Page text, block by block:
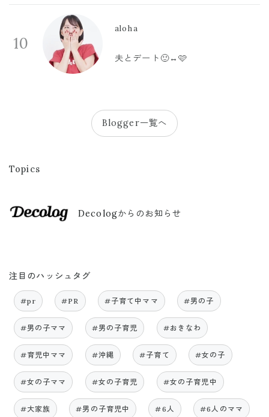
10
aloha
夫とデート🙂‍↔️🩷
Blogger一覧へ
Topics
Decologからのお知らせ
注目のハッシュタグ
#pr #PR #子育て中ママ #男の子
#男の子ママ #男の子育児 #おきなわ
#育児中ママ #沖縄 #子育て #女の子
#女の子ママ #女の子育児 #女の子育児中
#大家族 #男の子育児中 #6人 #6人のママ